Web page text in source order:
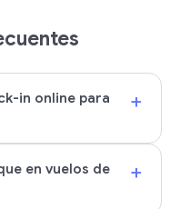
in online para
+
en vuelos de
+